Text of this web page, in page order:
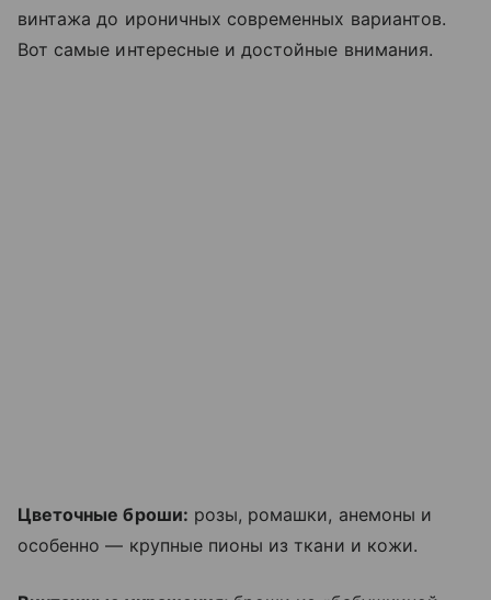
винтажа до ироничных современных вариантов.
Вот самые интересные и достойные внимания.
Цветочные броши: розы, ромашки, анемоны и
особенно — крупные пионы из ткани и кожи.